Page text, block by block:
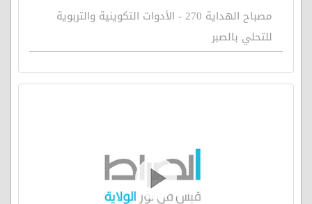
مصباح الهداية 270 - الأدوات التكوينية والتربوية
للتحلي بالصبر